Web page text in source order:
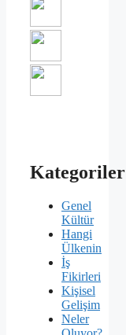
Kategoriler
Genel
Kültür
Hangi
Ülkenin
İş
Fikirleri
Kişisel
Gelişim
Neler